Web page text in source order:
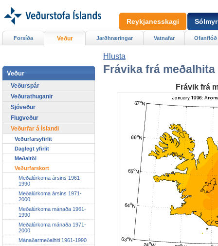
Hlusta
Frávika frá meðalhita
Frávik frá
Forsíða Veður Jarðhræringar Vatnafar Ofanflóð
Veður
Veðurspár
Veðurathuganir
Sjóveður
Flugveður
Veðurfar á Íslandi
Veðurfarsyfirlit
Daglegt yfirlit
Meðaltöl
Veðurfarskort
Meðalúrkoma ársins 1961-
1990
Meðalúrkoma ársins 1971-
2000
Meðalúrkoma mánaða 1961-
1990
Meðalúrkoma mánaða 1971-
2000
Mánaðarmeðalhiti 1961-1990
Reykjanesskagi